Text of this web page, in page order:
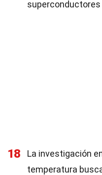
18
La investigación
temperatura